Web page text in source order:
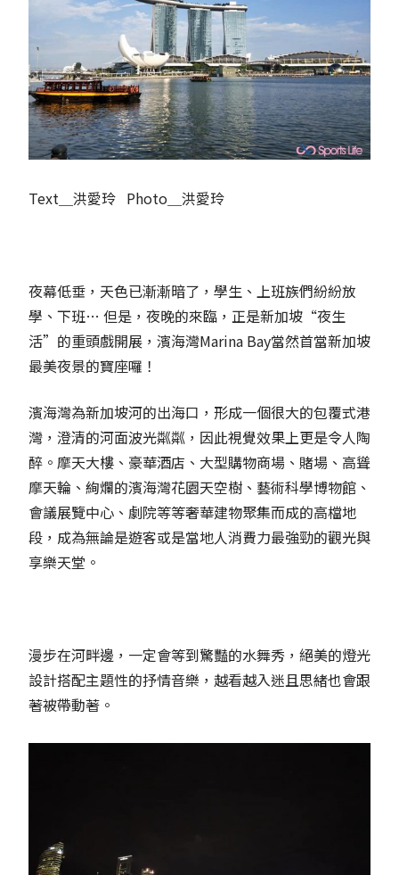
Text＿洪愛玲 Photo＿洪愛玲
夜幕低垂，天色已漸漸暗了，學生、上班族們紛紛放
學、下班… 但是，夜晚的來臨，正是新加坡“夜生
活”的重頭戲開展，濱海灣Marina Bay當然首當新加坡
最美夜景的寶座囉！
濱海灣為新加坡河的出海口，形成一個很大的包覆式港
灣，澄清的河面波光粼粼，因此視覺效果上更是令人陶
醉。摩天大樓、豪華酒店、大型購物商場、賭場、高聳
摩天輪、絢爛的濱海灣花園天空樹、藝術科學博物館、
會議展覽中心、劇院等等奢華建物聚集而成的高檔地
段，成為無論是遊客或是當地人消費力最強勁的觀光與
享樂天堂。
漫步在河畔邊，一定會等到驚豔的水舞秀，絕美的燈光
設計搭配主題性的抒情音樂，越看越入迷且思緒也會跟
著被帶動著。